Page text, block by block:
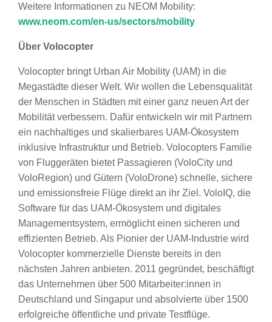
Weitere Informationen zu NEOM Mobility:
www.neom.com/en-us/sectors/mobility
Über Volocopter
Volocopter bringt Urban Air Mobility (UAM) in die
Megastädte dieser Welt. Wir wollen die Lebensqualität
der Menschen in Städten mit einer ganz neuen Art der
Mobilität verbessern. Dafür entwickeln wir mit Partnern
ein nachhaltiges und skalierbares UAM-Ökosystem
inklusive Infrastruktur und Betrieb. Volocopters Familie
von Fluggeräten bietet Passagieren (VoloCity und
VoloRegion) und Gütern (VoloDrone) schnelle, sichere
und emissionsfreie Flüge direkt an ihr Ziel. VoloIQ, die
Software für das UAM-Ökosystem und digitales
Managementsystem, ermöglicht einen sicheren und
effizienten Betrieb. Als Pionier der UAM-Industrie wird
Volocopter kommerzielle Dienste bereits in den
nächsten Jahren anbieten. 2011 gegründet, beschäftigt
das Unternehmen über 500 Mitarbeiter:innen in
Deutschland und Singapur und absolvierte über 1500
erfolgreiche öffentliche und private Testflüge.